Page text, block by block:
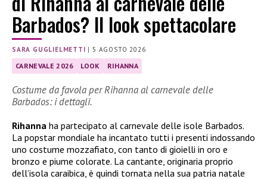
Barbados? Il look spettacolare
SARA GUGLIELMETTI |5 AGOSTO 2026
CARNEVALE 2026 LOOK RIHANNA
Costume da favola per Rihanna al carnevale delle
Barbados: i dettagli.
Rihanna ha partecipato al carnevale delle isole Barbados.
La popstar mondiale ha incantato tutti i presenti indossando
uno costume mozzafiato, con tanto di gioielli in oro e
bronzo e piume colorate. La cantante, originaria proprio
dell’isola caraibica, è quindi tornata nella sua patria natale